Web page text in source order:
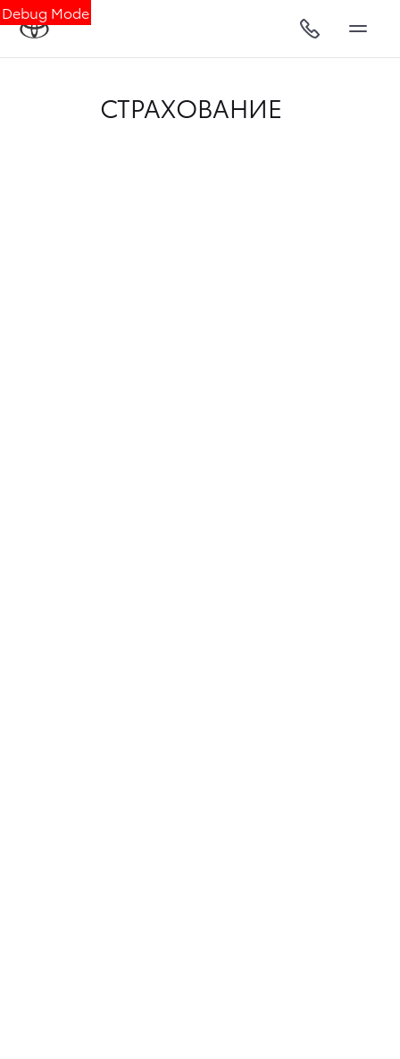
Debug Mode
СТРАХОВАНИЕ